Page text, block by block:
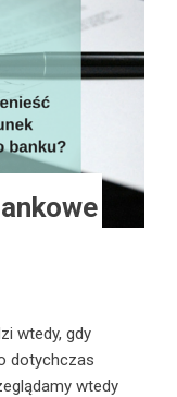
wtedy, gdy
dotychczas
wtedy